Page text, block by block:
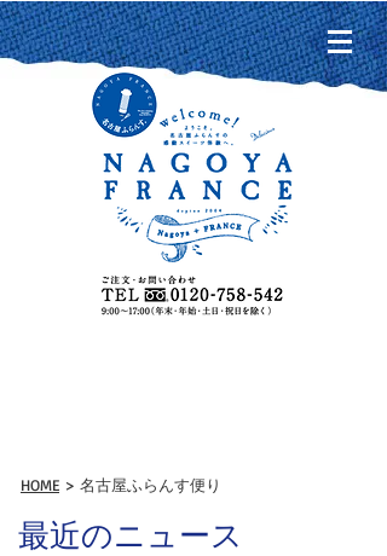
HOME > 名古屋ふらんす便り
最近のニュース